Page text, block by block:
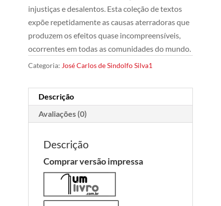
injustiças e desalentos. Esta coleção de textos
expõe repetidamente as causas aterradoras que
produzem os efeitos quase incompreensíveis,
ocorrentes em todas as comunidades do mundo.
Categoria: José Carlos de Sindolfo Silva1
Descrição
Avaliações (0)
Descrição
Comprar versão impressa